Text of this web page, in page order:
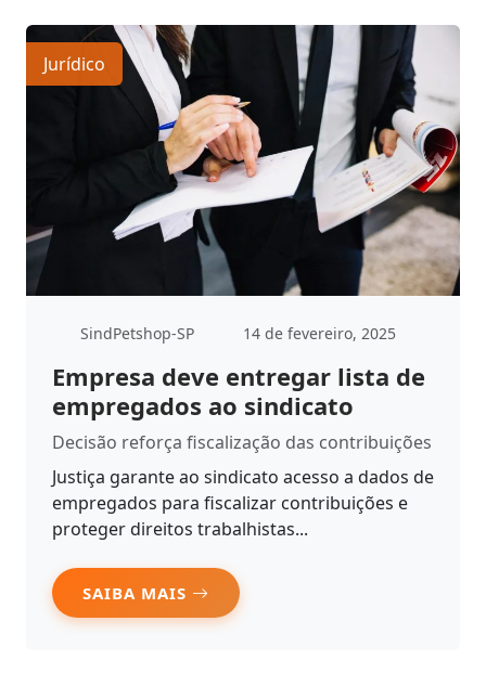
Jurídico
SindPetshop-SP 14 de fevereiro, 2025
Empresa deve entregar lista de
empregados ao sindicato
Decisão reforça fiscalização das contribuições
Justiça garante ao sindicato acesso a dados de
empregados para fiscalizar contribuições e
proteger direitos trabalhistas...
SAIBA MAIS